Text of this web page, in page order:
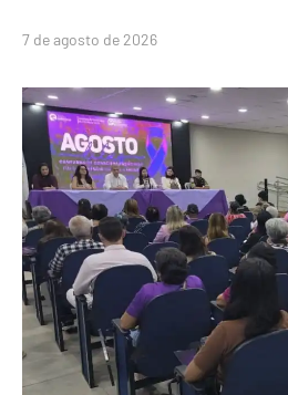
7 de agosto de 2026